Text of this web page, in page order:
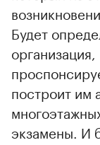
Будет
построит им
экзамены. И